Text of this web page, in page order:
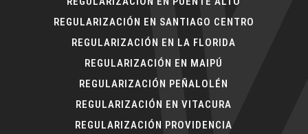
REGULARIZACIÓN EN SANTIAGO CENTRO
REGULARIZACIÓN EN LA FLORIDA
REGULARIZACIÓN EN MAIPÚ
REGULARIZACIÓN PEÑALOLÉN
REGULARIZACIÓN EN VITACURA
REGULARIZACIÓN PROVIDENCIA